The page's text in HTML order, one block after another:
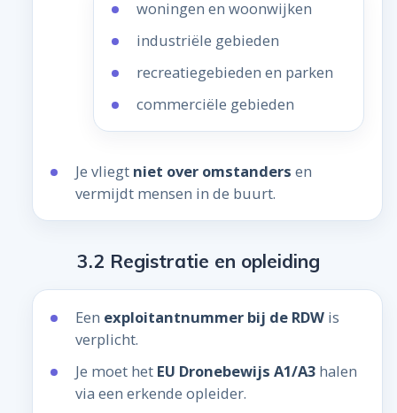
woningen en woonwijken
industriële gebieden
recreatiegebieden en parken
commerciële gebieden
Je vliegt niet over omstanders en
vermijdt mensen in de buurt.
3.2 Registratie en opleiding
Een exploitantnummer bij de RDW is
verplicht.
Je moet het EU Dronebewijs A1/A3 halen
via een erkende opleider.